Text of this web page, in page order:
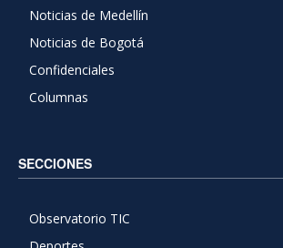
Noticias de Medellín
Noticias de Bogotá
Confidenciales
Columnas
SECCIONES
Observatorio TIC